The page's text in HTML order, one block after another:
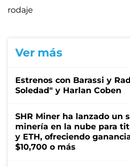
rodaje
Ver más
Estrenos con Barassi y
Soledad" y Harlan Coben
SHR Miner ha lanzado un
minería en la nube para
y ETH, ofreciendo
$10,700 o más